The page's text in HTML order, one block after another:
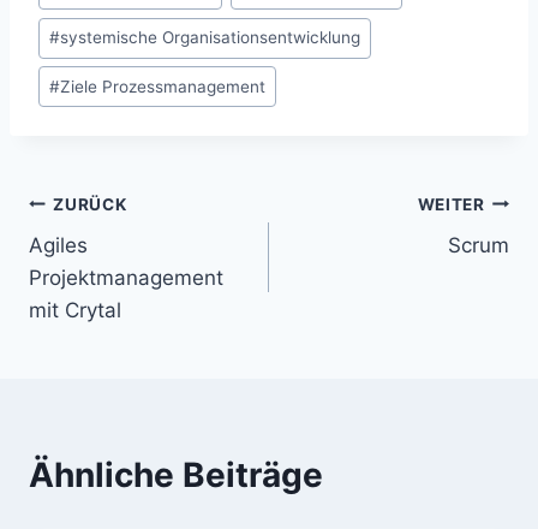
#systemische Organisationsentwicklung
#Ziele Prozessmanagement
Beitragsnavigation
ZURÜCK
Agiles
Projektmanagement
mit Crytal
WEITER
Scrum
Ähnliche Beiträge